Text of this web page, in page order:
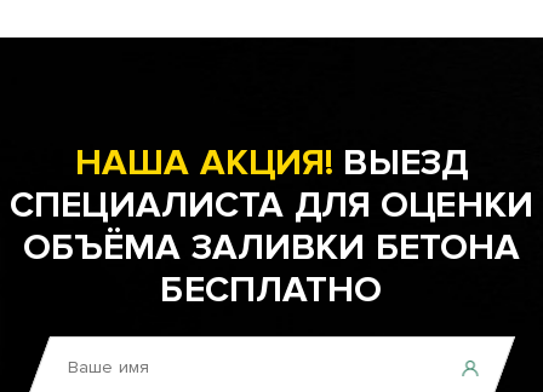
НАША АКЦИЯ! ВЫЕЗД
СПЕЦИАЛИСТА ДЛЯ ОЦЕНКИ
ОБЪЁМА ЗАЛИВКИ БЕТОНА
БЕСПЛАТНО